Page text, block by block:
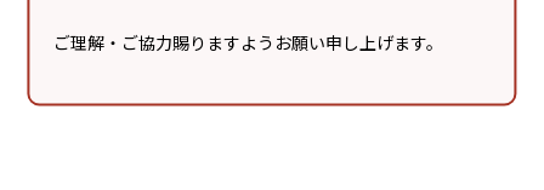
ご理解・ご協力賜りますようお願い申し上げます。
Recommend